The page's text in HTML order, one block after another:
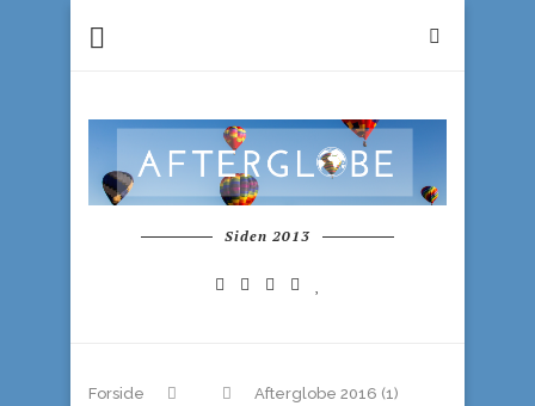
Siden 2013
Forside Afterglobe 2016 (1)